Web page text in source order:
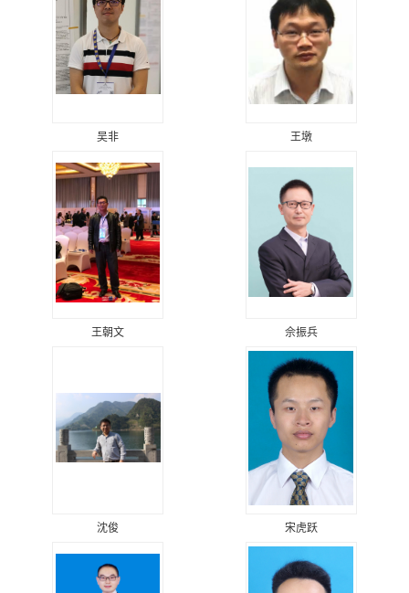
吴非 王墩
王朝文 佘振兵
沈俊 宋虎跃